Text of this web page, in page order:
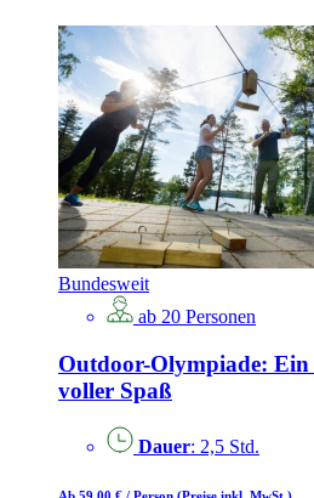
Bundesweit
ab 20 Personen
Outdoor-Olympiade: Ein
voller Spaß
Dauer: 2,5 Std.